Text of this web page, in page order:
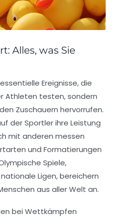
Alles, was Sie
Ereignisse, die
Athleten testen, sondern
Zuschauern hervorrufen.
der Sportler ihre Leistung
mit anderen messen
und Formatierungen
Spiele,
Ligen, bereichern
aus aller Welt an.
bei Wettkämpfen